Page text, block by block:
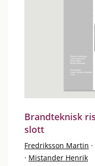
Brandteknisk
slott
Fredriksson Martin ·
· Mistander Henrik